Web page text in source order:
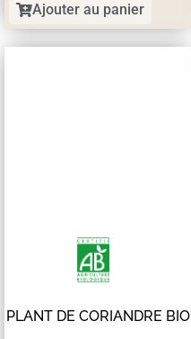
Ajouter au panier
PLANT DE CORIANDRE BIO